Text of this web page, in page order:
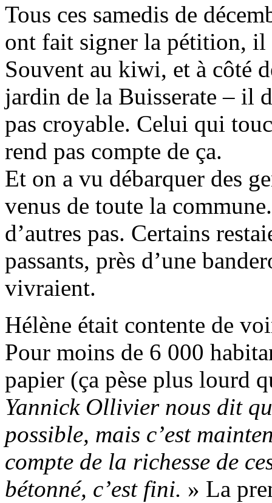
Tous ces samedis de
ont fait signer la pétition, il
Souvent au kiwi, et à côté
jardin de la Buisserate – il
pas croyable. Celui qui
rend pas compte de ça.
Et on a vu débarquer des
venus de toute la
d’autres pas. Certains
passants, près d’une
vivraient.
Hélène était contente de
Pour moins de 6 000
papier (ça pèse plus lourd
Yannick Ollivier nous dit
possible, mais c’est
compte de la richesse de
bétonné, c’est fini. » La